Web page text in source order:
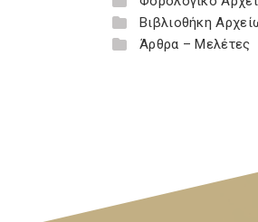
Βιβλιοθήκη
Άρθρα – Μελέτες